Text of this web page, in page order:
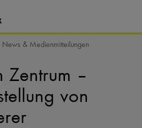
News & Medienmitteilungen
Zentrum –
von